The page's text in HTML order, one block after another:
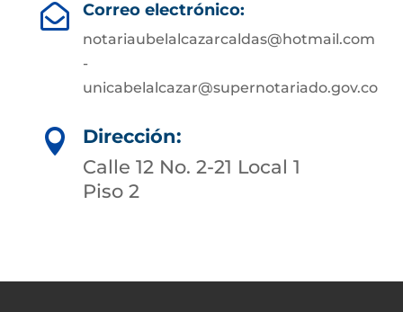
 Correo electrónico:
notariaubelalcazarcaldas@hotmail.com
-
unicabelalcazar@supernotariado.gov.co

Dirección:
Calle 12 No. 2-21 Local 1
Piso 2